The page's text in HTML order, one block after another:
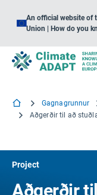
An official website of
Union | How do you
Gagnagrunnur
Project
Aðgerðir